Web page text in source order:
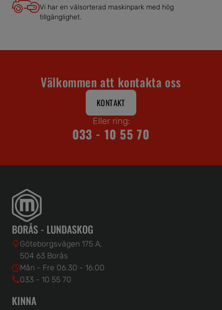
Vi har en välsorterad maskinpark med hög
tillgänglighet.
Välkommen att kontakta oss
KONTAKT
Eller ring:
033 - 10 55 70
BORÅS - LUNDASKOG
Göteborgsvägen 175 A,
504 63 Borås
Mån - Fre 06.30 - 16.00
033 - 10 55 70
KINNA